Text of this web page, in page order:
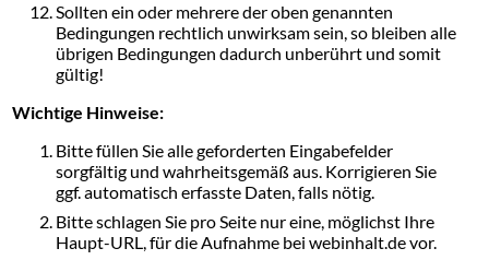
Sollten ein oder mehrere der oben genannten
Bedingungen rechtlich unwirksam sein, so bleiben alle
übrigen Bedingungen dadurch unberührt und somit
gültig!
Wichtige Hinweise:
Bitte füllen Sie alle geforderten Eingabefelder
sorgfältig und wahrheitsgemäß aus. Korrigieren Sie
ggf. automatisch erfasste Daten, falls nötig.
Bitte schlagen Sie pro Seite nur eine, möglichst Ihre
Haupt-URL, für die Aufnahme bei webinhalt.de vor.